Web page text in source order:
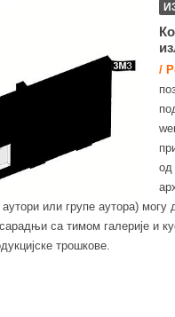
/
од
или групе аутора) могу
са тимом галерије и
трошкове.